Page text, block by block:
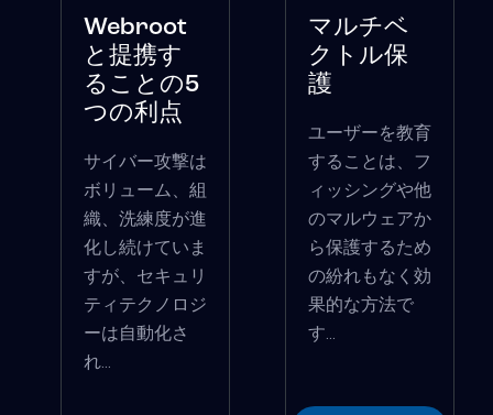
Webroot
と提携す
ることの5
つの利点
サイバー攻撃は
ボリューム、組
織、洗練度が進
化し続けていま
すが、セキュリ
ティテクノロジ
ーは自動化さ
れ...
マルチベ
クトル保
護
ユーザーを教育
することは、フ
ィッシングや他
のマルウェアか
ら保護するため
の紛れもなく効
果的な方法で
す...